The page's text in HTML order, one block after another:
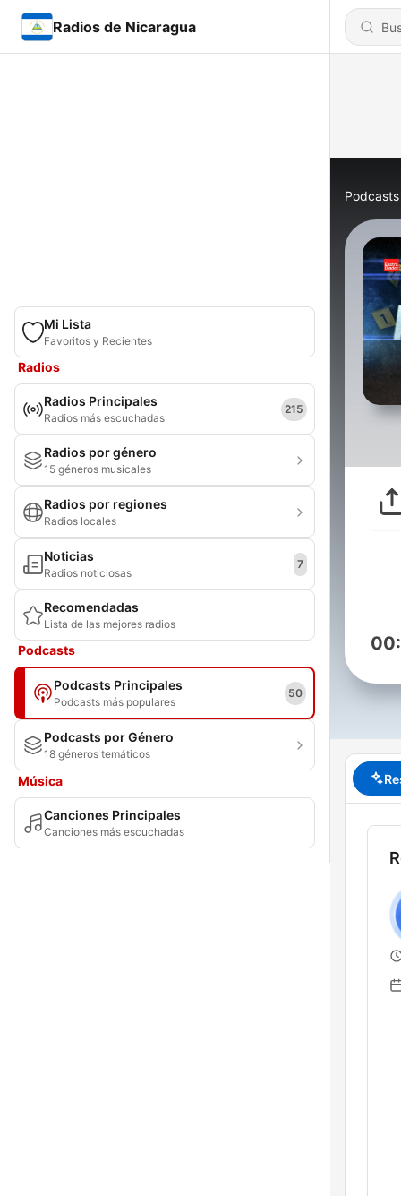
Radios de Nicaragua
Mi Lista
Favoritos y Recientes
Radios
Radios Principales
Radios más escuchadas
215
Radios por género
15 géneros musicales
Radios por regiones
Radios locales
Noticias
Radios noticiosas
7
Recomendadas
Lista de las mejores radios
Podcasts
Podcasts Principales
Podcasts más populares
50
Podcasts por Género
18 géneros temáticos
Música
Canciones Principales
Canciones más escuchadas
Podcasts